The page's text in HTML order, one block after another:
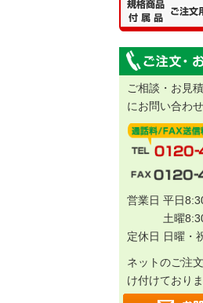
ご相談・お見
にお問い合わ
営業日 平日
土曜8:30
定休日 日曜・
ネットのご注
け付けておりま